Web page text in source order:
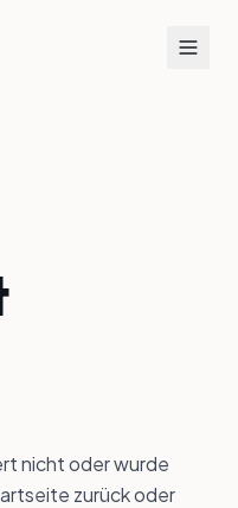
nicht oder wurde
zurück oder